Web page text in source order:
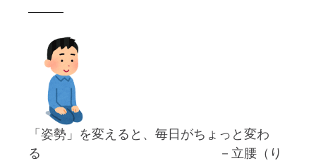
「姿勢」を変えると、毎日がちょっと変わ
る －立腰（り